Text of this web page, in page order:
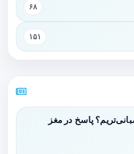
۶۸
۱۵۱
پاسخ در مغز